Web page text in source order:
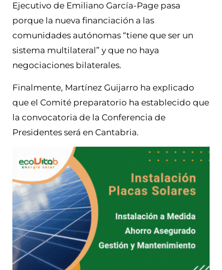
Ejecutivo de Emiliano García-Page pasa
porque la nueva financiación a las
comunidades autónomas “tiene que ser un
sistema multilateral” y que no haya
negociaciones bilaterales.
Finalmente, Martínez Guijarro ha explicado
que el Comité preparatorio ha establecido que
la convocatoria de la Conferencia de
Presidentes será en Cantabria.